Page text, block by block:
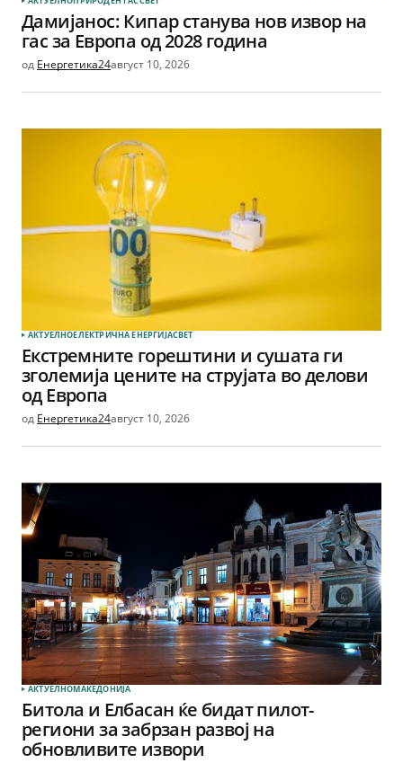
Дамијанос: Кипар станува нов извор на
гас за Европа од 2028 година
од Енергетика24август 10, 2026
АКТУЕЛНОЕЛЕКТРИЧНА ЕНЕРГИЈАСВЕТ
Екстремните горештини и сушата ги
зголемија цените на струјата во делови
од Европа
од Енергетика24август 10, 2026
АКТУЕЛНОМАКЕДОНИЈА
Битола и Елбасан ќе бидат пилот-
региони за забрзан развој на
обновливите извори